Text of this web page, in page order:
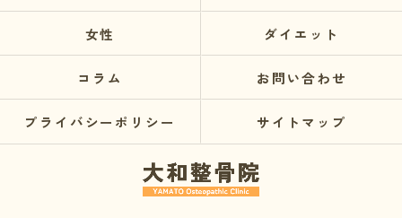
女性 ダイエット
コラム お問い合わせ
プライバシーポリシー サイトマップ